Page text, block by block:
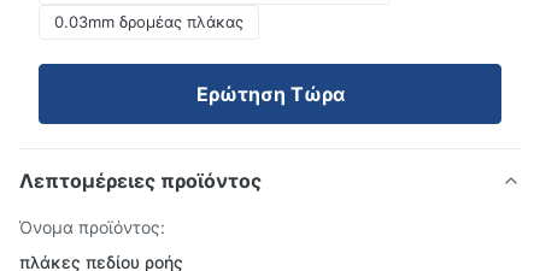
0.03mm δρομέας πλάκας
Ερώτηση Τώρα
Λεπτομέρειες προϊόντος
Όνομα προϊόντος:
πλάκες πεδίου ροής